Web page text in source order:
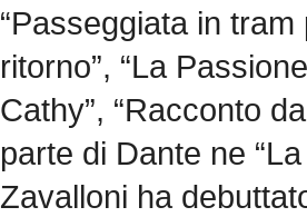
“Passeggiata in tram
ritorno”, “La
Cathy”, “Racconto
parte di Dante ne
Zavalloni ha